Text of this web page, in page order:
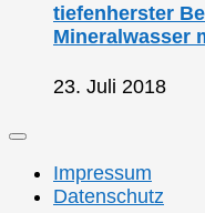
tiefenherster
Mineralwasser
23. Juli 2018
Impressum
Datenschutz